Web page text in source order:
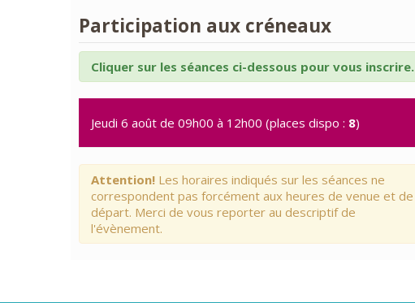
Participation aux créneaux
Cliquer sur les séances ci-dessous pour vous inscrire.
Jeudi 6 août de 09h00 à 12h00 (places dispo : 8)
Attention! Les horaires indiqués sur les séances ne
correspondent pas forcément aux heures de venue et de
départ. Merci de vous reporter au descriptif de
l'évènement.